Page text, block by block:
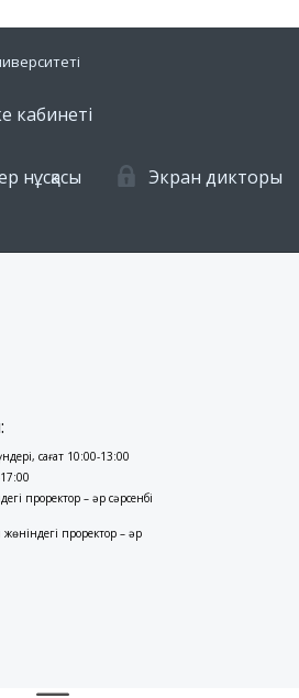
кабинеті
нұсқасы Экран дикторы
сағат 10:00-13:00
проректор – әр сәрсенбі
проректор – әр